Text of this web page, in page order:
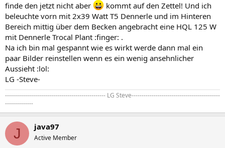
finde den jetzt nicht aber
kommt auf den Zettel! Und ich
beleuchte vorn mit 2x39 Watt T5 Dennerle und im Hinteren
Bereich mittig über dem Becken angebracht eine HQL 125 W
mit Dennerle Trocal Plant :finger: .
Na ich bin mal gespannt wie es wirkt werde dann mal ein
paar Bilder reinstellen wenn es ein wenig ansehnlicher
Aussieht :lol:
LG -Steve-
-------------------------------------------------- LG Steve--------------------------------------------
--------------
J java97
Active Member